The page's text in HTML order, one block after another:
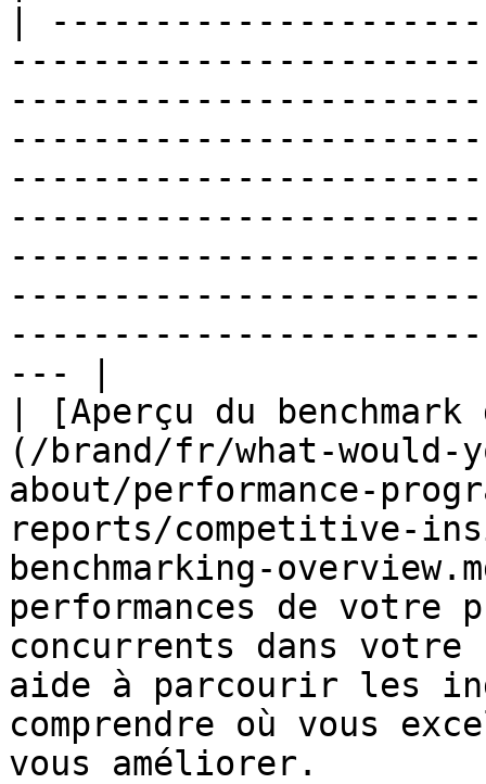
|
--- |
| [Aperçu du
(/brand/fr/what-
about/performance-
reports/competitive-
benchmarking-
performances de votre
concurrents dans votre
aide à parcourir les
comprendre où vous
vous améliorer.